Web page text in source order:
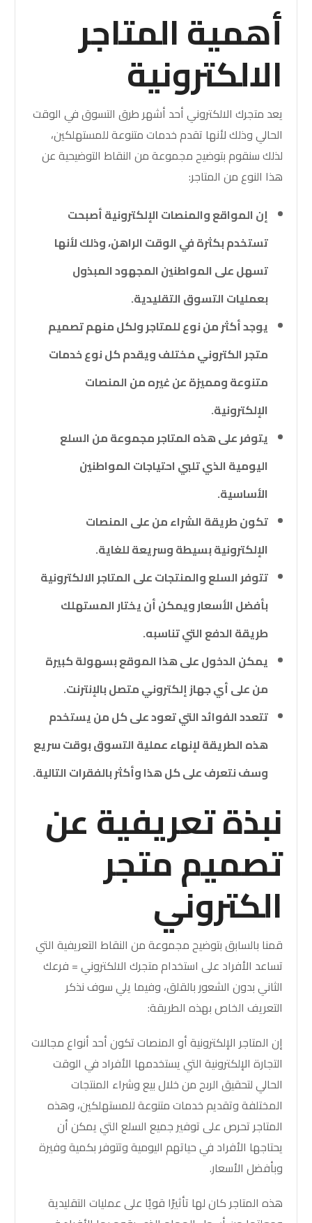
أهمية المتاجر
الالكترونية
يعد متجرك الالكتروني أحد أشهر طرق التسوق في الوقت
الحالي وذلك لأنها تقدم خدمات متنوعة للمستهلكين،
لذلك سنقوم بتوضيح مجموعة من النقاط التوضيحية عن
هذا النوع من المتاجر:
إن المواقع والمنصات الإلكترونية أصبحت
تستخدم بكثرة في الوقت الراهن، وذلك لأنها
تسهل على المواطنين المجهود المبذول
بعمليات التسوق التقليدية.
يوجد أكثر من نوع للمتاجر ولكل منهم تصميم
متجر الكتروني مختلف ويقدم كل نوع خدمات
متنوعة ومميزة عن غيره من المنصات
الإلكترونية.
يتوفر على هذه المتاجر مجموعة من السلع
اليومية الذي تلبي احتياجات المواطنين
الأساسية.
تكون طريقة الشراء من على المنصات
الإلكترونية بسيطة وسريعة للغاية.
تتوفر السلع والمنتجات على المتاجر الالكترونية
بأفضل الأسعار ويمكن أن يختار المستهلك
طريقة الدفع التي تناسبه.
يمكن الدخول على هذا الموقع بسهولة كبيرة
من على أي جهاز إلكتروني متصل بالإنترنت.
تتعدد الفوائد التي تعود على كل من يستخدم
هذه الطريقة لإنهاء عملية التسوق بوقت سريع
وسف نتعرف على كل هذا وأكثر بالفقرات التالية.
نبذة تعريفية عن
تصميم متجر
الكتروني
قمنا بالسابق بتوضيح مجموعة من النقاط التعريفية التي
تساعد الأفراد على استخدام متجرك الالكتروني = فرعك
الثاني بدون الشعور بالقلق، وفيما يلي سوف نذكر
التعريف الخاص بهذه الطريقة:
إن المتاجر الإلكترونية أو المنصات تكون أحد أنواع مجالات
التجارة الإلكترونية التي يستخدمها الأفراد في الوقت
الحالي لتحقيق الربح من خلال بيع وشراء المنتجات
المختلفة وتقديم خدمات متنوعة للمستهلكين، وهذه
المتاجر تحرص على توفير جميع السلع التي يمكن أن
يحتاجها الأفراد في حياتهم اليومية وتتوفر بكمية وفيرة
وبأفضل الأسعار.
هذه المتاجر كان لها تأثيرًا قويًا على عمليات التقليدية